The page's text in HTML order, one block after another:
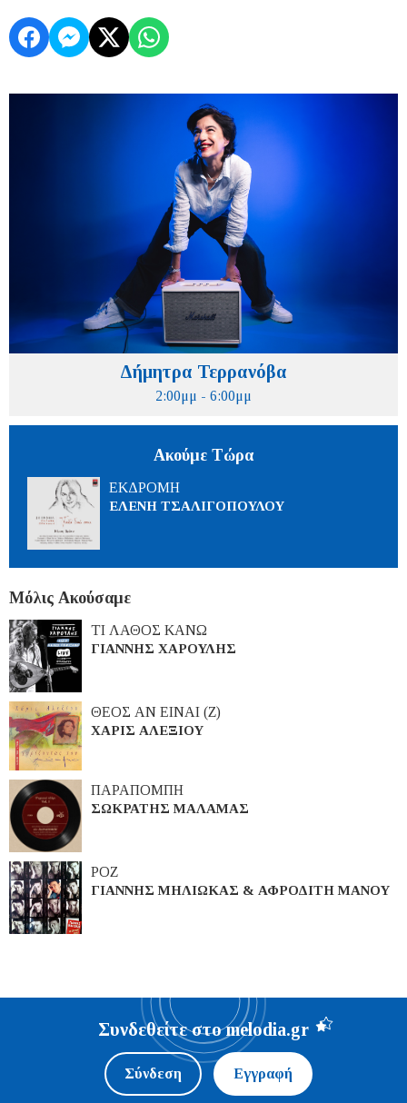
Δήμητρα Τερρανόβα
2:00μμ - 6:00μμ
Ακούμε Τώρα
ΕΚΔΡΟΜΗ
ΕΛΕΝΗ ΤΣΑΛΙΓΟΠΟΥΛΟΥ
Μόλις Ακούσαμε
ΤΙ ΛΑΘΟΣ ΚΑΝΩ
ΓΙΑΝΝΗΣ ΧΑΡΟΥΛΗΣ
ΘΕΟΣ ΑΝ ΕΙΝΑΙ (Ζ)
ΧΑΡΙΣ ΑΛΕΞΙΟΥ
ΠΑΡΑΠΟΜΠΗ
ΣΩΚΡΑΤΗΣ ΜΑΛΑΜΑΣ
ΡΟΖ
ΓΙΑΝΝΗΣ ΜΗΛΙΩΚΑΣ & ΑΦΡΟΔΙΤΗ ΜΑΝΟΥ
Συνδεθείτε στο melodia.gr
Σύνδεση Εγγραφή